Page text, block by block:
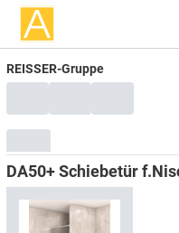
REISSER-Gruppe
DA50+ Schiebetür